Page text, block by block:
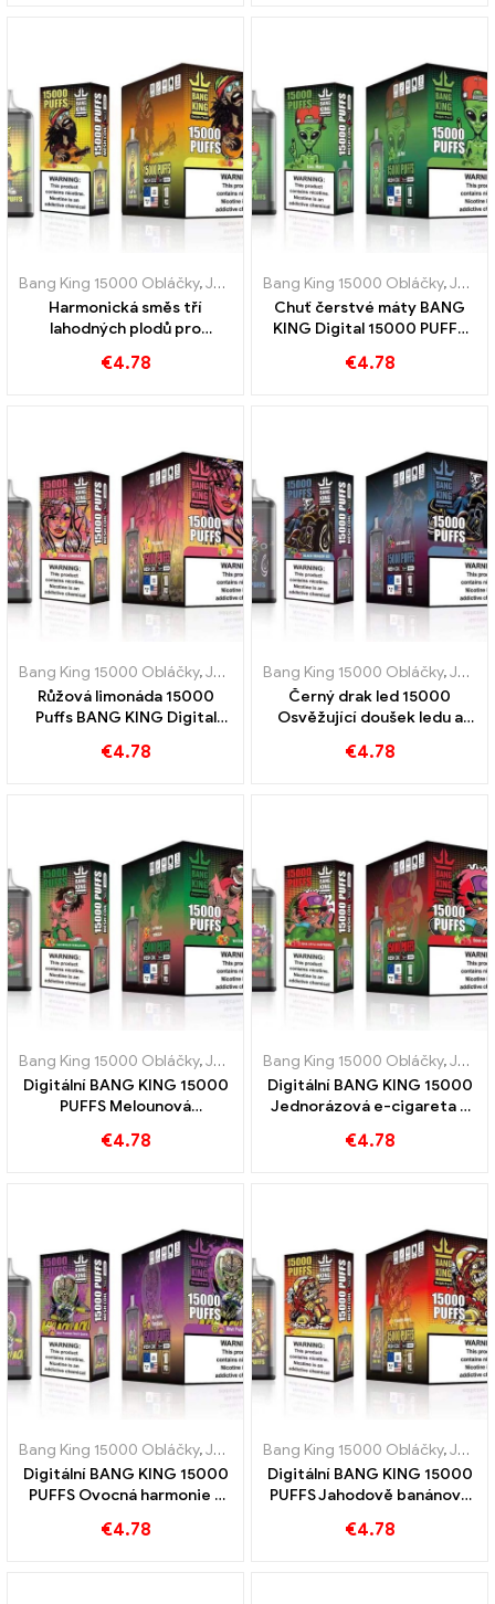
Bang King 15000 Obláčky,Jednorázové e-cigarety Švédsko ,
Harmonická směs tří
lahodných plodů pro
BANG KING 15000 PUFFY
€4.78
Bang King 15000 Obláčky,Jednorázové e-cigarety Švédsko
Chuť čerstvé máty BANG
KING Digital 15000 PUFFS
€4.78
Bang King 15000 Obláčky,Jednorázové e-cigarety Švédsko ,
Růžová limonáda 15000
Puffs BANG KING Digital
zážitek
€4.78
Bang King 15000 Obláčky,Jednorázové e-cigarety Švédsko
Černý drak led 15000
Osvěžující doušek ledu a
15000 PUFFY
€4.78
Bang King 15000 Obláčky,Jednorázové e-cigarety Švédsko ,
Digitální BANG KING 15000
PUFFS Melounová
Puffy okouzlí vaše chuťové
€4.78
Bang King 15000 Obláčky,Jednorázové e-cigarety Švédsko
Digitální BANG KING 15000
Jednorázová e-cigareta z
15000 Vlaky
€4.78
Bang King 15000 Obláčky,Jednorázové e-cigarety Švédsko ,
Digitální BANG KING 15000
PUFFS Ovocná harmonie z
€4.78
Bang King 15000 Obláčky,Jednorázové e-cigarety Švédsko
Digitální BANG KING 15000
PUFFS Jahodově banánová
€4.78